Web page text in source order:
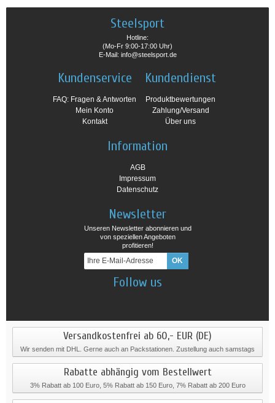
Steelsport
Hotline:
(Mo-Fr 9:00-17:00 Uhr)
E-Mail: info@steelsport.de
Kundenservice
FAQ: Fragen & Antworten
Mein Konto
Kontakt
Kundendienst
Produktbewertungen
Zahlung/Versand
Über uns
Information
AGB
Impressum
Datenschutz
Newsletter
Unseren Newsletter abonnieren und
von speziellen Angeboten
profitieren!
Follow us
Versandkostenfrei ab 60,- EUR (DE)
Wir senden mit DHL. Gerne auch an Packstationen. Zustellung auch samstags
Rabatte abhängig vom Bestellwert
3% Rabatt ab 100 Euro, 5% Rabatt ab 150 Euro, 7% Rabatt ab 200 Euro